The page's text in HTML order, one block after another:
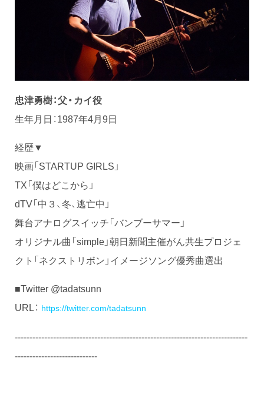
忠津勇樹：父・カイ役
生年月日：1987年4月9日
経歴▼
映画「STARTUP GIRLS」
TX「僕はどこから」
dTV「中３、冬、逃亡中」
舞台アナログスイッチ「バンブーサマー」
オリジナル曲「simple」朝日新聞主催がん共生プロジェ
クト「ネクストリボン」イメージソング優秀曲選出
■Twitter @tadatsunn
URL： https://twitter.com/tadatsunn
-------------------------------------------------------------------------------
----------------------------